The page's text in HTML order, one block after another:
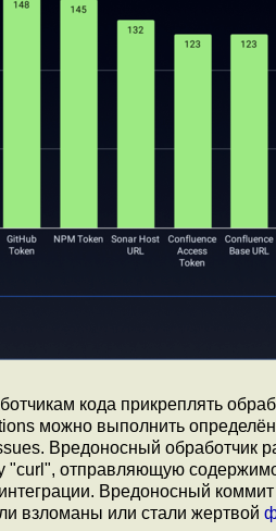
кода прикреплять
можно выполнить
Вредоносный обработчик
"curl", отправляющую
Вредоносный
взломаны или стали жертвой